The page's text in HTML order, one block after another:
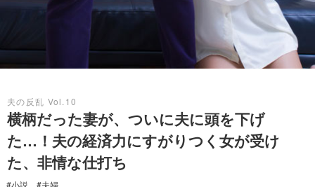
夫の反乱 Vol.10
横柄だった妻が、ついに夫に頭を下げ
た…！夫の経済力にすがりつく女が受け
た、非情な仕打ち